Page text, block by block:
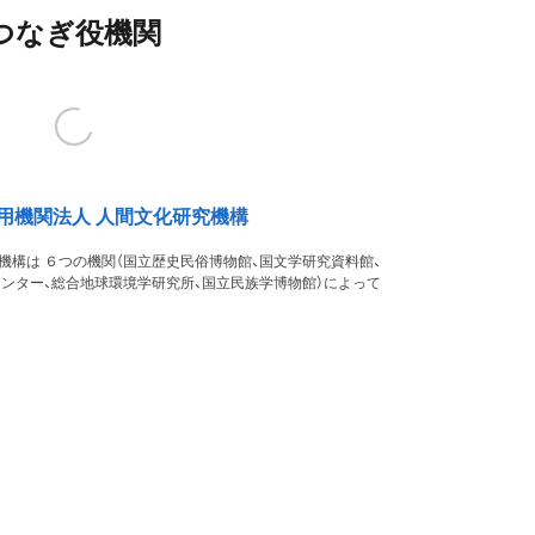
なぎ役機関
機関法人 人間文化研究機構
は ６つの機関（国立歴史民俗博物館、国文学研究資料館、
ター、総合地球環境学研究所、国立民族学博物館）によって